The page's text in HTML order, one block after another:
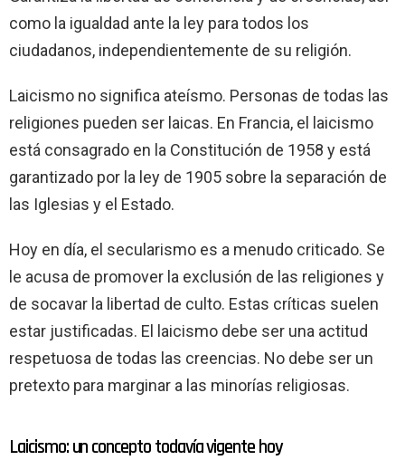
como la igualdad ante la ley para todos los
ciudadanos, independientemente de su religión.
Laicismo no significa ateísmo. Personas de todas las
religiones pueden ser laicas. En Francia, el laicismo
está consagrado en la Constitución de 1958 y está
garantizado por la ley de 1905 sobre la separación de
las Iglesias y el Estado.
Hoy en día, el secularismo es a menudo criticado. Se
le acusa de promover la exclusión de las religiones y
de socavar la libertad de culto. Estas críticas suelen
estar justificadas. El laicismo debe ser una actitud
respetuosa de todas las creencias. No debe ser un
pretexto para marginar a las minorías religiosas.
Laicismo: un concepto todavía vigente hoy